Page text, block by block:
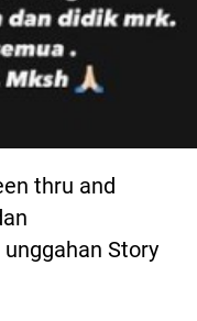
thru and
Story